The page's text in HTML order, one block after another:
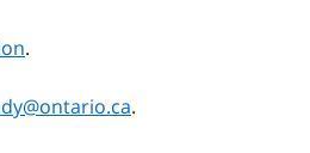
.
.